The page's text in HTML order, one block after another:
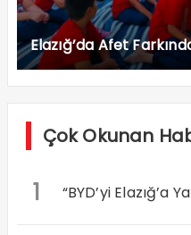
Elazığ’da Afet
Çok Okunan
1 “BYD’yi Elazığ’a